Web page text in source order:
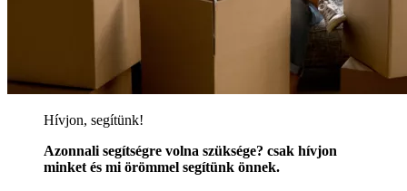
Hívjon, segítünk!
Azonnali segítségre volna szüksége? csak hívjon
minket és mi örömmel segítünk önnek.